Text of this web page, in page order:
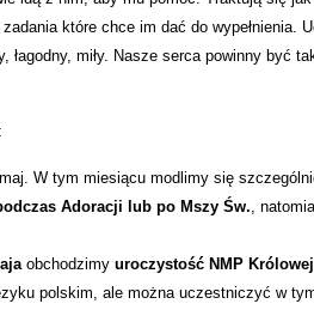
które chce im dać do wypełnienia.
łagodny, miły. Nasze serca powinny być
W tym miesiącu modlimy się
Adoracji lub po Mszy Św.,
obchodzimy uroczystość NMP
polskim, ale można uczestniczyć w